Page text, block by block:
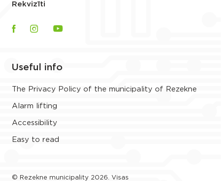
Rekvizīti
Useful info
The Privacy Policy of the municipality of Rezekne
Alarm lifting
Accessibility
Easy to read
© Rezekne municipality 2026. Visas